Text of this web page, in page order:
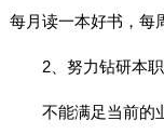
每月读一本好书，每
2、努力钻研本
不能满足当前的